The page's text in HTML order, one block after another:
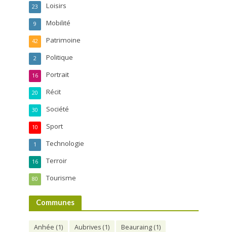
Loisirs
23
Mobilité
9
Patrimoine
42
Politique
2
Portrait
16
Récit
20
Société
30
Sport
10
Technologie
1
Terroir
16
Tourisme
80
Communes
Anhée (1) Aubrives(1) Beauraing(1)